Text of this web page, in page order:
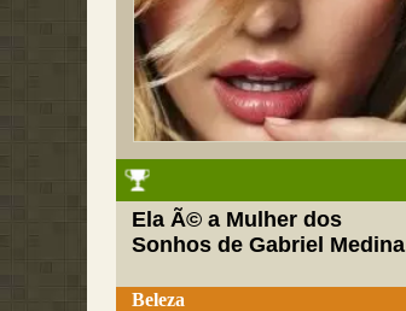
Ela Ã© a Mulher dos
Sonhos de Gabriel Medina
Beleza